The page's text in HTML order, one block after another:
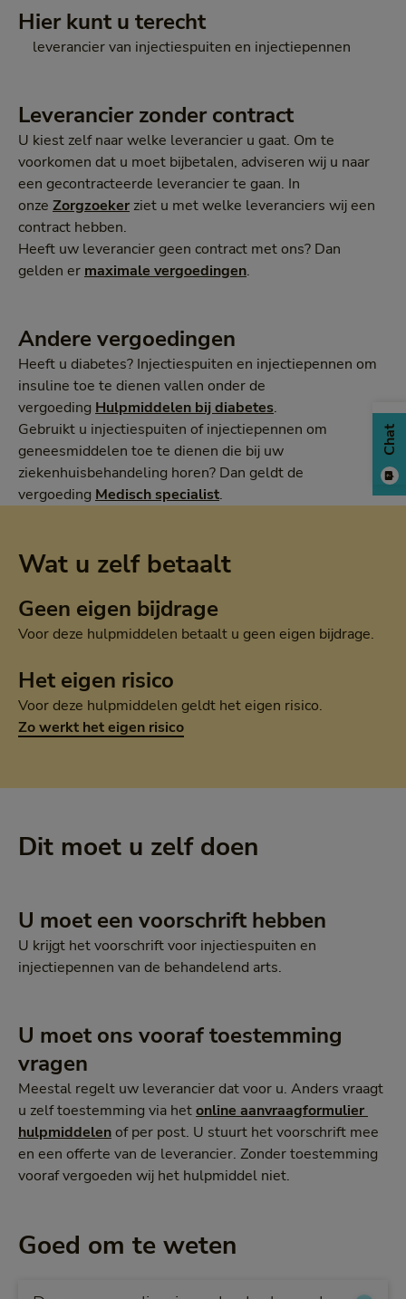
Hier kunt u terecht
leverancier van injectiespuiten en injectiepennen
Leverancier zonder contract
U kiest zelf naar welke leverancier u gaat. Om te
voorkomen dat u moet bijbetalen, adviseren wij u naar
een gecontracteerde leverancier te gaan. In
onze Zorgzoeker ziet u met welke leveranciers wij een
contract hebben.
Heeft uw leverancier geen contract met ons? Dan
gelden er maximale vergoedingen.
Andere vergoedingen
Heeft u diabetes? Injectiespuiten en injectiepennen om
insuline toe te dienen vallen onder de
vergoeding Hulpmiddelen bij diabetes.
Gebruikt u injectiespuiten of injectiepennen om
geneesmiddelen toe te dienen die bij uw
ziekenhuisbehandeling horen? Dan geldt de
vergoeding Medisch specialist.
Wat u zelf betaalt
Geen eigen bijdrage
Voor deze hulpmiddelen betaalt u geen eigen bijdrage.
Het eigen risico
Voor deze hulpmiddelen geldt het eigen risico.
Zo werkt het eigen risico
Dit moet u zelf doen
U moet een voorschrift hebben
U krijgt het voorschrift voor injectiespuiten en
injectiepennen van de behandelend arts.
U moet ons vooraf toestemming
vragen
Meestal regelt uw leverancier dat voor u. Anders vraagt
u zelf toestemming via hetonline aanvraagformulier
hulpmiddelenof per post. U stuurt het voorschrift mee
en een offerte van de leverancier. Zonder toestemming
vooraf vergoeden wij het hulpmiddel niet.
Goed om te weten
Chat